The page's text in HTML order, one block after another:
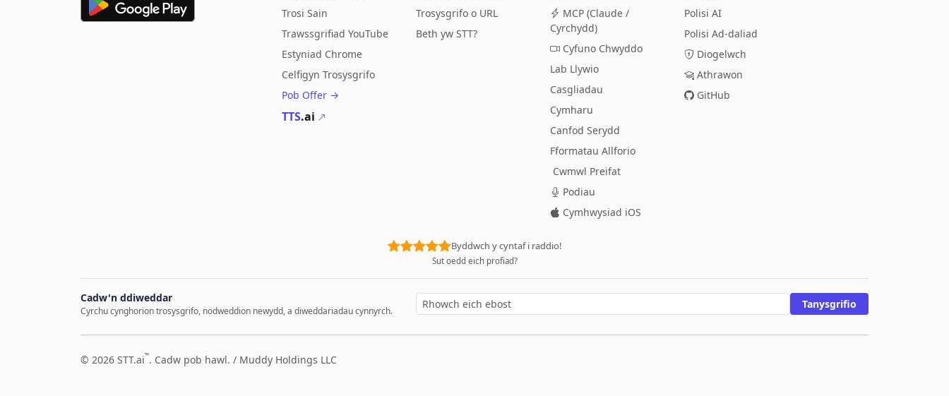
Trosi Sain
Trawssgrifiad YouTube
Estyniad Chrome
Celfigyn Trosysgrifo
Pob Offer →
TTS.ai
Trosysgrifo o URL
Beth yw STT?
MCP (Claude /
Cyrchydd)
Cyfuno Chwyddo
Lab Llywio
Casgliadau
Cymharu
Canfod Serydd
Fformatau Allforio
Cwmwl Preifat
Podiau
Cymhwysiad iOS
Polisi AI
Polisi Ad-daliad
Diogelwch
Athrawon
GitHub
Byddwch y cyntaf i raddio!
Sut oedd eich profiad?
Cadw'n ddiweddar
Cyrchu cynghorion trosysgrifo, nodweddion newydd, a diweddariadau cynnyrch.
Tanysgrifio
© 2026 STT.ai™. Cadw pob hawl. / Muddy Holdings LLC